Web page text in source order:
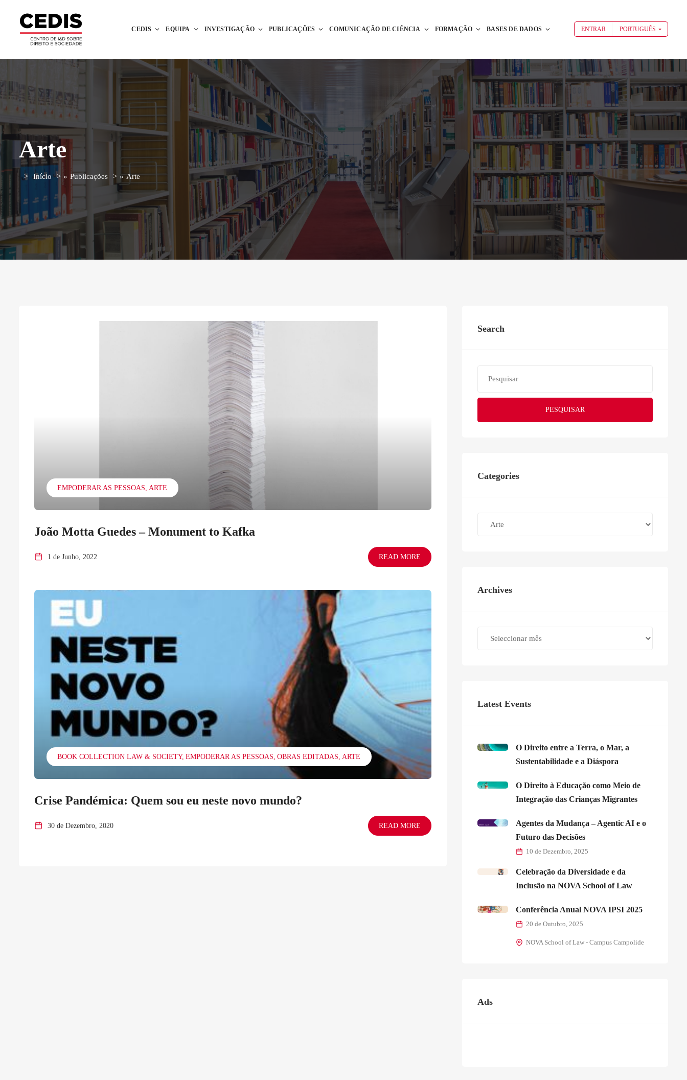
CEDIS EQUIPA INVESTIGAÇÃO PUBLICAÇÕES COMUNICAÇÃO DE CIÊNCIA FORMAÇÃO BASES DE DADOS ENTRAR PORTUGUÊS
Arte
Início » Publicações » Arte
EMPODERAR AS PESSOAS ARTE
João Motta Guedes – Monument to Kafka
1 de Junho, 2022 READ MORE
BOOK COLLECTION LAW & SOCIETY EMPODERAR AS PESSOAS OBRAS EDITADAS ARTE
Crise Pandémica: Quem sou eu neste novo mundo?
30 de Dezembro, 2020 READ MORE
Search
PESQUISAR
Categories
Archives
Latest Events
O Direito entre a Terra, o Mar, a
Sustentabilidade e a Diáspora
O Direito à Educação como Meio de
Integração das Crianças Migrantes
Agentes da Mudança – Agentic AI e o
Futuro das Decisões
10 de Dezembro, 2025
Celebração da Diversidade e da
Inclusão na NOVA School of Law
Conferência Anual NOVA IPSI 2025
20 de Outubro, 2025
NOVA School of Law - Campus Campolide
Ads